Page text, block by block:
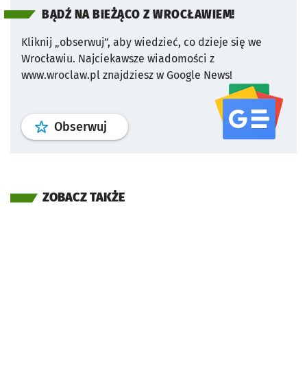
BĄDŹ NA BIEŻĄCO Z WROCŁAWIEM!
Kliknij „obserwuj”, aby wiedzieć, co dzieje się we
Wrocławiu. Najciekawsze wiadomości z
www.wroclaw.pl znajdziesz w Google News!
Obserwuj profil serwisu
ZOBACZ TAKŻE